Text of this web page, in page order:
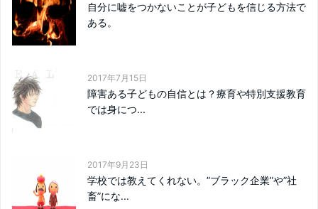
自分に嘘をつかないことが子どもを信じる方法で
ある。
2017年7月15日
障害ある子どもの自信とは？療育や特別支援教育
では身につ...
2017年9月23日
学校では教えてくれない。”ブラック企業”や”社
畜”にな...